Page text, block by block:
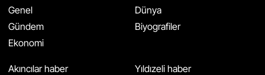
Genel
Gündem
Ekonomi
Dünya
Biyografiler
Akıncılar haber
Yıldızeli haber